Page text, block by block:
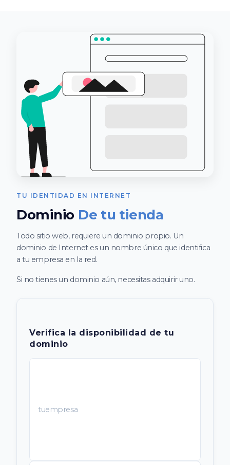
TU IDENTIDAD EN INTERNET
Dominio De tu tienda
Todo sitio web, requiere un dominio propio. Un
dominio de Internet es un nombre único que identifica
a tu empresa en la red.
Si no tienes un dominio aún, necesitas adquirir uno.
Verifica la disponibilidad de tu
dominio